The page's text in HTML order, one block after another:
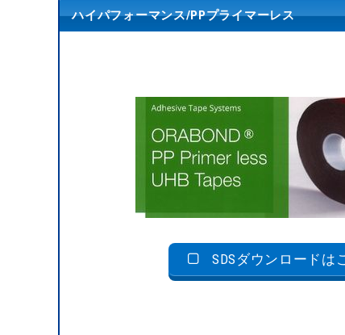
ハイパフォーマンス/PPプライマーレス
SDSダウンロードは